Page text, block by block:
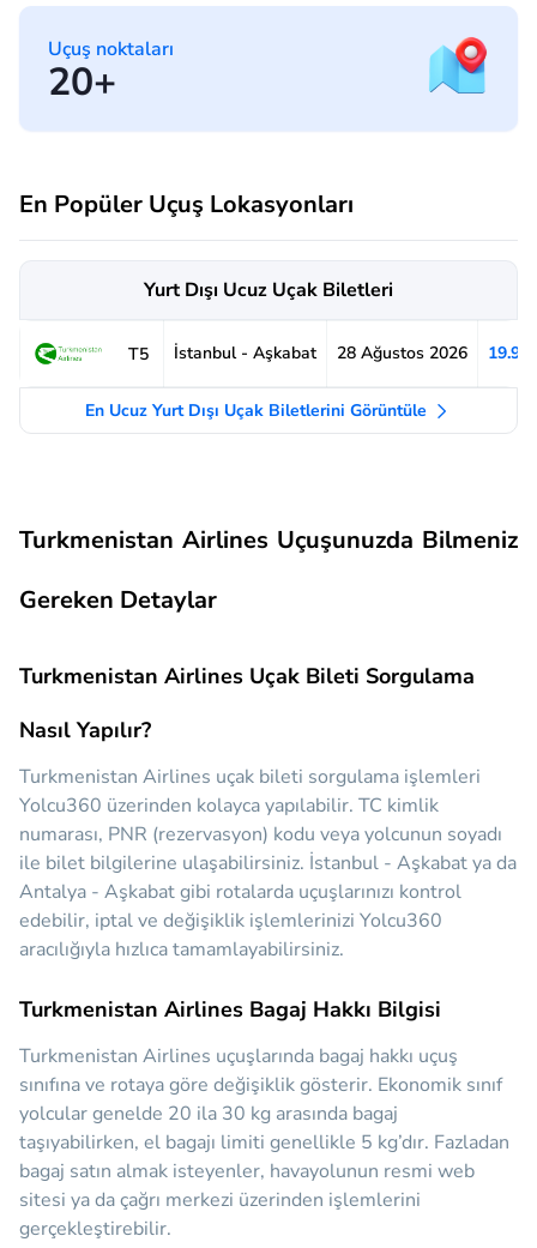
Uçuş noktaları
20+
En Popüler Uçuş Lokasyonları
Yurt Dışı Ucuz Uçak Biletleri
T5 İstanbul - Aşkabat 28 Ağustos 2026
En Ucuz Yurt Dışı Uçak Biletlerini Görüntüle
Turkmenistan Airlines Uçuşunuzda Bilmeniz
Gereken Detaylar
Turkmenistan Airlines Uçak Bileti Sorgulama
Nasıl Yapılır?
Turkmenistan Airlines uçak bileti sorgulama işlemleri
Yolcu360 üzerinden kolayca yapılabilir. TC kimlik
numarası, PNR (rezervasyon) kodu veya yolcunun soyadı
ile bilet bilgilerine ulaşabilirsiniz. İstanbul - Aşkabat ya da
Antalya - Aşkabat gibi rotalarda uçuşlarınızı kontrol
edebilir, iptal ve değişiklik işlemlerinizi Yolcu360
aracılığıyla hızlıca tamamlayabilirsiniz.
Turkmenistan Airlines Bagaj Hakkı Bilgisi
Turkmenistan Airlines uçuşlarında bagaj hakkı uçuş
sınıfına ve rotaya göre değişiklik gösterir. Ekonomik sınıf
yolcular genelde 20 ila 30 kg arasında bagaj
taşıyabilirken, el bagajı limiti genellikle 5 kg’dır. Fazladan
bagaj satın almak isteyenler, havayolunun resmi web
sitesi ya da çağrı merkezi üzerinden işlemlerini
gerçekleştirebilir.